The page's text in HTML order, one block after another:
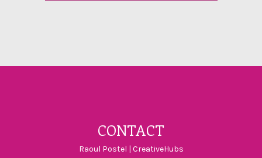
CONTACT
Raoul Postel | CreativeHubs